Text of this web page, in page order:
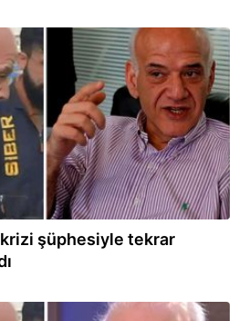
şüphesiyle tekrar